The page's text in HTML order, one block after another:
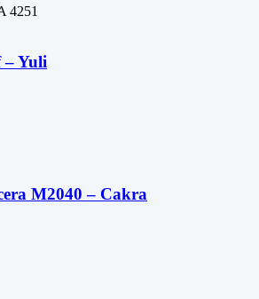
4251
– Yuli
M2040 – Cakra